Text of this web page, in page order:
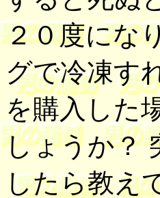
２０度にな
グで冷凍す
を購入した
しょうか？
したら教え